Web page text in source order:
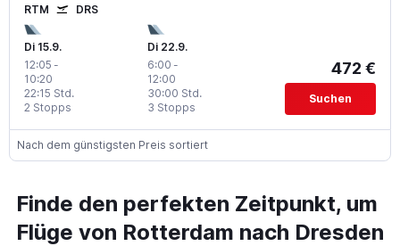
RTM DRS
Di 15.9.
12:05 -
10:20
2 Stopps
22:15 Std.
Di 22.9.
6:00 -
12:00
3 Stopps
30:00 Std.
472 €
Suchen
Nach dem günstigsten Preis sortiert
Finde den perfekten Zeitpunkt, um
Flüge von Rotterdam nach Dresden